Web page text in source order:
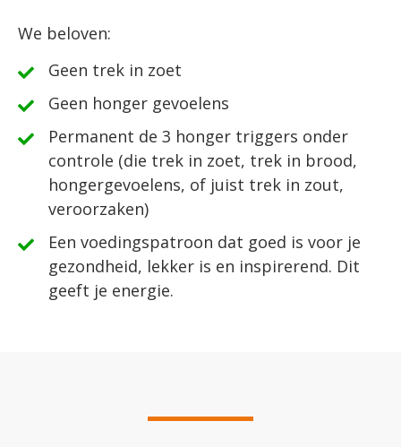
We beloven:
Geen trek in zoet
​Geen honger gevoelens
​Permanent de 3 honger triggers onder
controle (die trek in zoet, trek in brood,
hongergevoelens, of juist trek in zout,
veroorzaken)
​Een voedingspatroon dat goed is voor je
gezondheid, lekker is en inspirerend. Dit
geeft je energie.